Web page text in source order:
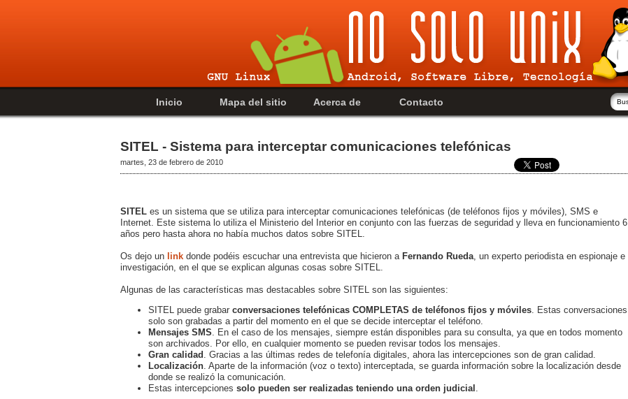
Inicio Mapa del sitio Acerca de Contacto
SITEL - Sistema para interceptar comunicaciones telefónicas
martes, 23 de febrero de 2010
SITEL es un sistema que se utiliza para interceptar comunicaciones telefónicas (de teléfonos fijos y móviles), SMS e
Internet. Este sistema lo utiliza el Ministerio del Interior en conjunto con las fuerzas de seguridad y lleva en funcionamiento 6
años pero hasta ahora no había muchos datos sobre SITEL.
Os dejo un link donde podéis escuchar una entrevista que hicieron a Fernando Rueda , un experto periodista en espionaje e
investigación, en el que se explican algunas cosas sobre SITEL.
Algunas de las características mas destacables sobre SITEL son las siguientes:
SITEL puede grabar conversaciones telefónicas COMPLETAS de teléfonos fijos y móviles . Estas conversaciones
solo son grabadas a partir del momento en el que se decide interceptar el teléfono.
Mensajes SMS . En el caso de los mensajes, siempre están disponibles para su consulta, ya que en todos momento
son archivados. Por ello, en cualquier momento se pueden revisar todos los mensajes.
Gran calidad . Gracias a las últimas redes de telefonía digitales, ahora las intercepciones son de gran calidad.
Localización . Aparte de la información (voz o texto) interceptada, se guarda información sobre la localización desde
donde se realizó la comunicación.
Estas intercepciones solo pueden ser realizadas teniendo una orden judicial